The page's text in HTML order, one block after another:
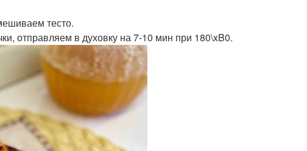
тесто.
отправляем в духовку на 7-10 мин при 180\xB0.